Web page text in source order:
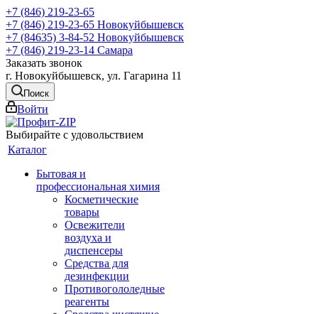
+7 (846) 219-23-65
+7 (846) 219-23-65 Новокуйбышевск
+7 (84635) 3-84-52 Новокуйбышевск
+7 (846) 219-23-14 Самара
Заказать звонок
г. Новокуйбышевск, ул. Гагарина 11
Поиск
Войти
Выбирайте с удовольствием
Каталог
Бытовая и
профессиональная химия
Косметические
товары
Освежители
воздуха и
диспенсеры
Средства для
дезинфекции
Противогололедные
реагенты